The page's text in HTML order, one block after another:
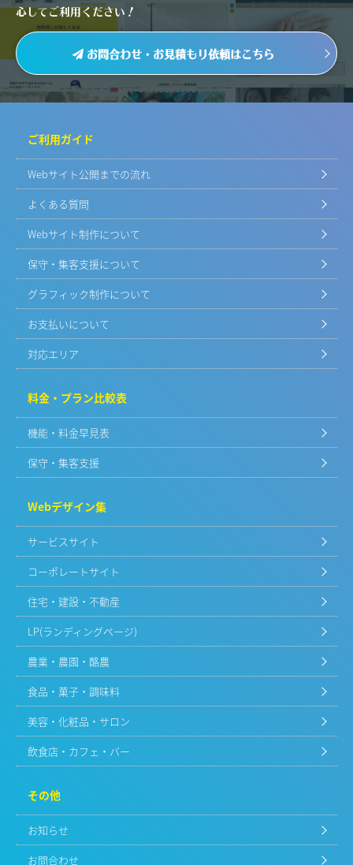
心してご利用ください！
お問合わせ・お見積もり依頼はこちら
ご利用ガイド
Webサイト公開までの流れ
よくある質問
Webサイト制作について
保守・集客支援について
グラフィック制作について
お支払いについて
対応エリア
料金・プラン比較表
機能・料金早見表
保守・集客支援
Webデザイン集
サービスサイト
コーポレートサイト
住宅・建設・不動産
LP(ランディングページ)
農業・農園・酪農
食品・菓子・調味料
美容・化粧品・サロン
飲食店・カフェ・バー
その他
お知らせ
お問合わせ